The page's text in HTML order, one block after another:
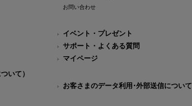
いて）
お問い合わせ
イベント・プレゼント
サポート・よくある質問
マイページ
お客さまのデータ利用･外部送信について